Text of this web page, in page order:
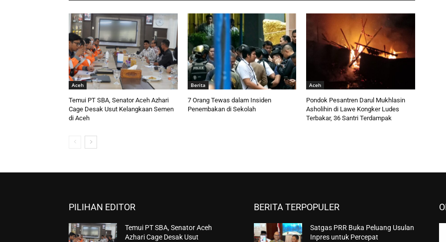
Aceh
Temui PT SBA, Senator Aceh Azhari
Cage Desak Usut Kelangkaan Semen
di Aceh
Berita
7 Orang Tewas dalam Insiden
Penembakan di Sekolah
Aceh
Pondok Pesantren Darul Mukhlasin
Asholihin di Lawe Kongker Ludes
Terbakar, 36 Santri Terdampak
PILIHAN EDITOR
Temui PT SBA, Senator Aceh
Azhari Cage Desak Usut
BERITA TERPOPULER
Satgas PRR Buka Peluang Usulan
Inpres untuk Percepat